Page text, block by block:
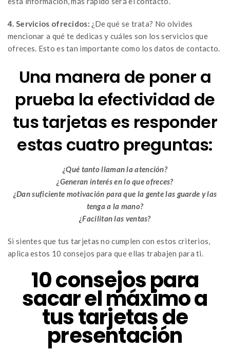
4. Servicios ofrecidos: ¿De qué se trata? No olvides
mencionar a qué te dedicas y cuáles son los servicios que
ofreces. Esto es tan importante como los datos de contacto.
Una manera de poner a
prueba la efectividad de
tus tarjetas es responder
estas cuatro preguntas:
¿Qué tanto llaman la atención?
¿Generan interés en lo que ofreces?
¿Dan suficiente motivación para que la gente las guarde y las
tenga a la mano?
¿Facilitan las ventas?
Si sientes que tus tarjetas no cumplen con estos criterios,
aplica estos 10 consejos para que ellas trabajen para ti.
10 consejos para
sacar el máximo a
tus tarjetas de
presentación